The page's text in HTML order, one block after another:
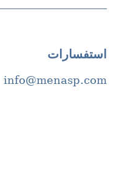
استفسارات
info@menasp.com